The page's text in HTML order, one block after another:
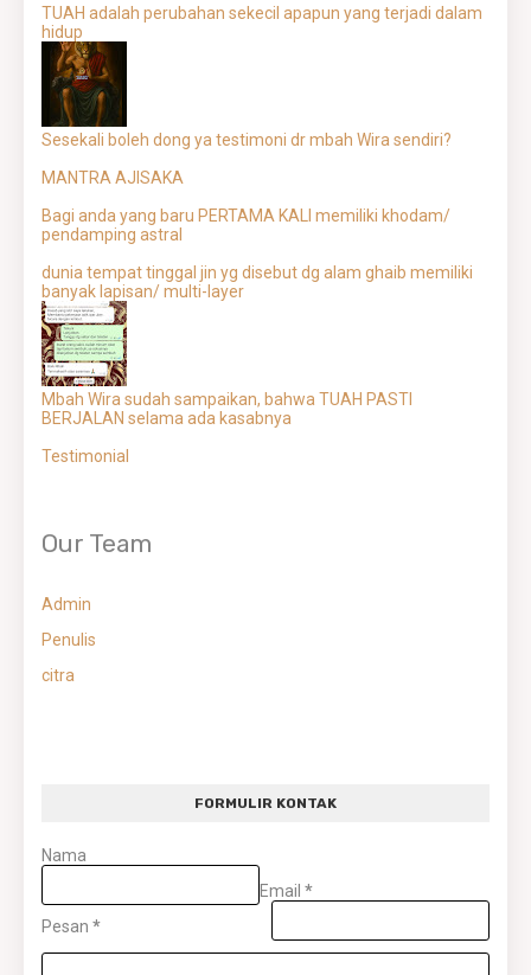
TUAH adalah perubahan sekecil apapun yang terjadi dalam
hidup
Sesekali boleh dong ya testimoni dr mbah Wira sendiri?
MANTRA AJISAKA
Bagi anda yang baru PERTAMA KALI memiliki khodam/
pendamping astral
dunia tempat tinggal jin yg disebut dg alam ghaib memiliki
banyak lapisan/ multi-layer
Mbah Wira sudah sampaikan, bahwa TUAH PASTI
BERJALAN selama ada kasabnya
Testimonial
Our Team
Admin
Penulis
citra
FORMULIR KONTAK
Nama
Email *
Pesan *